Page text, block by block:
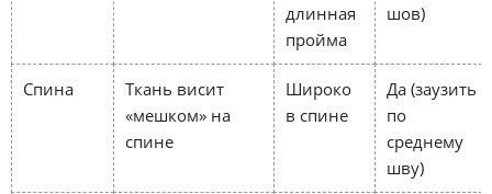
длинная
пройма
шов)
Спина
Ткань висит
«мешком» на
спине
Широко
в спине
Да (заузить
по
среднему
шву)